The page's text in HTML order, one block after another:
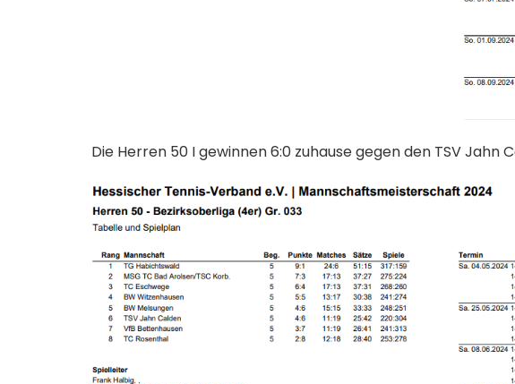
Die Herren 50 I gewinnen 6:0 zuhause gegen den TSV